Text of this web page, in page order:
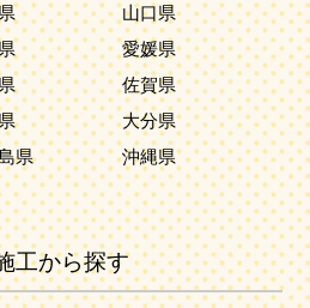
山口県
愛媛県
佐賀県
大分県
県 沖縄県
工から探す